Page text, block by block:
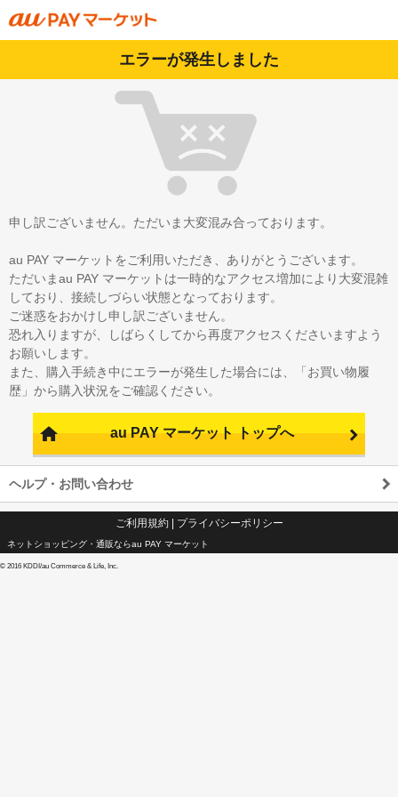
エラーが発生しました
申し訳ございません。ただいま大変混み合っております。
au PAY マーケットをご利用いただき、ありがとうございます。
ただいまau PAY マーケットは一時的なアクセス増加により大変混雑
しており、接続しづらい状態となっております。
ご迷惑をおかけし申し訳ございません。
恐れ入りますが、しばらくしてから再度アクセスくださいますよう
お願いします。
また、購入手続き中にエラーが発生した場合には、「お買い物履
歴」から購入状況をご確認ください。
au PAY マーケット トップへ
ヘルプ・お問い合わせ
ご利用規約| プライバシーポリシー
ネットショッピング・通販ならau PAY マーケット
© 2016 KDDI/au Commerce & Life, Inc.